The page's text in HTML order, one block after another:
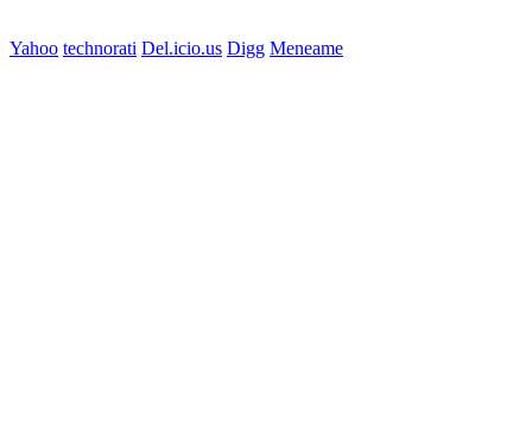
Yahoo technorati Del.icio.us Digg Meneame